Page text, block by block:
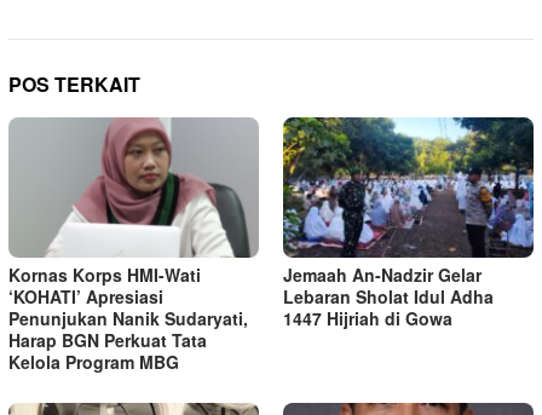
POS TERKAIT
Kornas Korps HMI-Wati
‘KOHATI’ Apresiasi
Penunjukan Nanik Sudaryati,
Harap BGN Perkuat Tata
Kelola Program MBG
Jemaah An-Nadzir Gelar
Lebaran Sholat Idul Adha
1447 Hijriah di Gowa